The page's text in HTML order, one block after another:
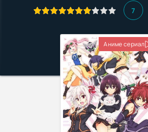
7
Аниме сериал